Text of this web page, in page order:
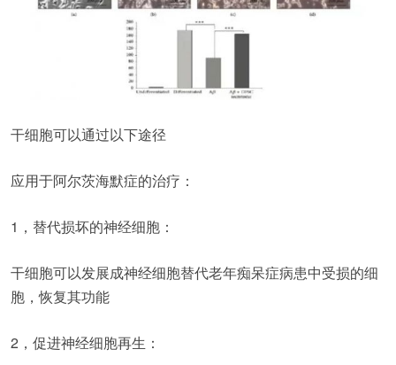
干细胞可以通过以下途径
应用于阿尔茨海默症的治疗：
1，替代损坏的神经细胞：
干细胞可以发展成神经细胞替代老年痴呆症病患中受损的细
胞，恢复其功能
2，促进神经细胞再生：